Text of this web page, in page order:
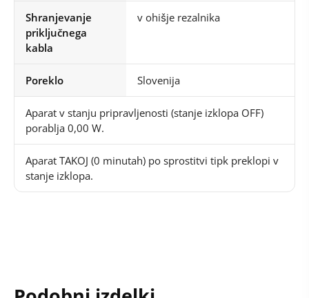
Shranjevanje
priključnega
kabla
v ohišje rezalnika
Poreklo Slovenija
Aparat v stanju pripravljenosti (stanje izklopa OFF)
porablja 0,00 W.
Aparat TAKOJ (0 minutah) po sprostitvi tipk preklopi v
stanje izklopa.